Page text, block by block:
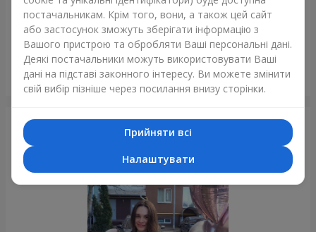
Букет "Pink Cloud"
Дніпро
Фотогалерея
постачальникам. Крім того, вони, а також цей сайт
або застосунок зможуть зберігати інформацію з
Вашого пристрою та обробляти Ваші персональні дані.
Деякі постачальники можуть використовувати Ваші
дані на підставі законного інтересу. Ви можете змінити
свій вибір пізніше через посилання внизу сторінки.
Прийняти всі
Налаштувати